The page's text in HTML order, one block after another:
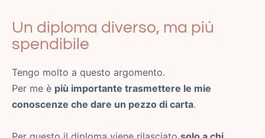
Un diploma diverso, ma più
spendibile
Tengo molto a questo argomento.
Per me è più importante trasmettere le mie
conoscenze che dare un pezzo di carta.